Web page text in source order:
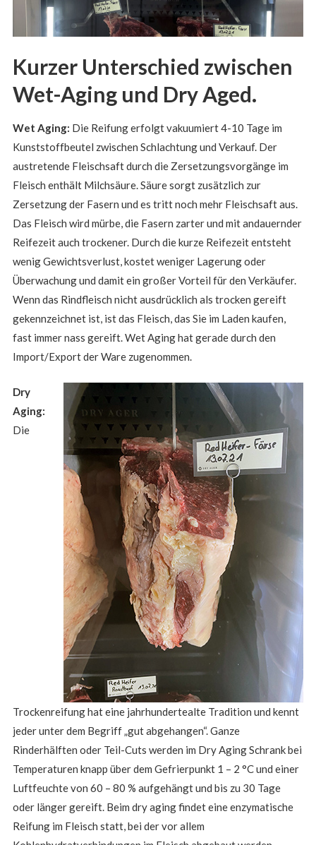
Kurzer Unterschied zwischen
Wet-Aging und Dry Aged.
Wet Aging: Die Reifung erfolgt vakuumiert 4-10 Tage im
Kunststoffbeutel zwischen Schlachtung und Verkauf. Der
austretende Fleischsaft durch die Zersetzungsvorgänge im
Fleisch enthält Milchsäure. Säure sorgt zusätzlich zur
Zersetzung der Fasern und es tritt noch mehr Fleischsaft aus.
Das Fleisch wird mürbe, die Fasern zarter und mit andauernder
Reifezeit auch trockener. Durch die kurze Reifezeit entsteht
wenig Gewichtsverlust, kostet weniger Lagerung oder
Überwachung und damit ein großer Vorteil für den Verkäufer.
Wenn das Rindfleisch nicht ausdrücklich als trocken gereift
gekennzeichnet ist, ist das Fleisch, das Sie im Laden kaufen,
fast immer nass gereift. Wet Aging hat gerade durch den
Import/Export der Ware zugenommen.
Dry
Aging:
Die
Trockenreifung hat eine jahrhundertealte Tradition und kennt
jeder unter dem Begriff „gut abgehangen“. Ganze
Rinderhälften oder Teil-Cuts werden im Dry Aging Schrank bei
Temperaturen knapp über dem Gefrierpunkt 1 – 2 °C und einer
Luftfeuchte von 60 – 80 % aufgehängt und bis zu 30 Tage
oder länger gereift. Beim dry aging findet eine enzymatische
Reifung im Fleisch statt, bei der vor allem